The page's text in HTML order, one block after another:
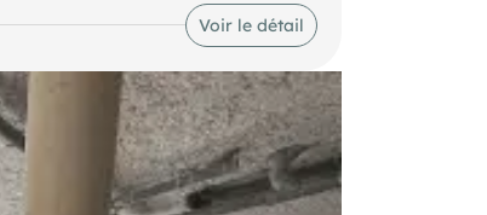
WC PMR, salle de restaurant au
de travaux à la création.
18000,00€.
Les informations sur les risques auxquels ce bien est exposé sont disponibles sur le site Géorisques : georisques. gouv. fr.
(RSAC N°449 538 263 - Greffe de LYON 3EME ARRONDISSEMENT) Entrepreneur Individuel - Réf.941653
Voir le détail